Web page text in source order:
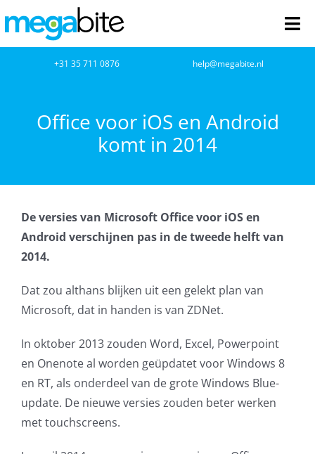
naar
inhoud
Cloud Computing
VOIP
Microsoft NCE
Office365
Glasvezelverbindingen
+31 35 711 0876 help@megabite.nl
Office voor iOS en Android
komt in 2014
De versies van Microsoft Office voor iOS en
Android verschijnen pas in de tweede helft van
2014.
Dat zou althans blijken uit een gelekt plan van
Microsoft, dat in handen is van ZDNet.
In oktober 2013 zouden Word, Excel, Powerpoint
en Onenote al worden geüpdatet voor Windows 8
en RT, als onderdeel van de grote Windows Blue-
update. De nieuwe versies zouden beter werken
met touchscreens.